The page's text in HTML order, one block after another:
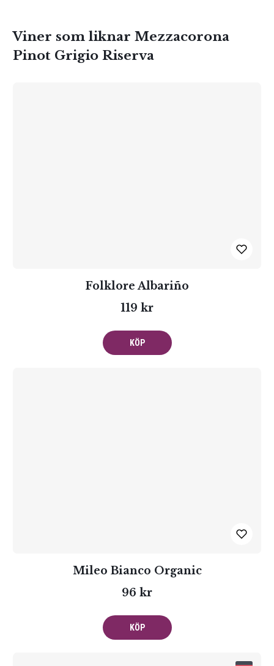
Viner som liknar Mezzacorona
Pinot Grigio Riserva
Folklore Albariño
119 kr
KÖP
Mileo Bianco Organic
96 kr
KÖP